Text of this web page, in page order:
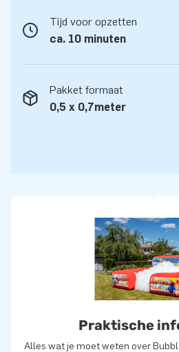
Bubble vloeistof toe, even roeren,
schuimparty kan beginnen. Er
minuten met één Bubble Machine
Machine leeg is, kan het proces van
Tijd voor opzetten
ca. 10 minuten
Pakket formaat
0,5 x 0,7meter
Praktische
Alles wat je moet weten over